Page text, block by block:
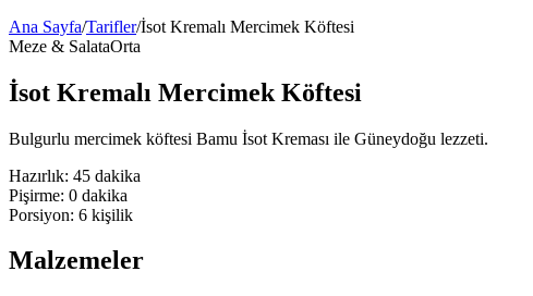
Ana Sayfa/Tarifler/İsot Kremalı Mercimek Köftesi
Meze & SalataOrta
İsot Kremalı Mercimek Köftesi
Bulgurlu mercimek köftesi Bamu İsot Kreması ile Güneydoğu lezzeti.
Hazırlık: 45 dakika
Pişirme: 0 dakika
Porsiyon: 6 kişilik
Malzemeler